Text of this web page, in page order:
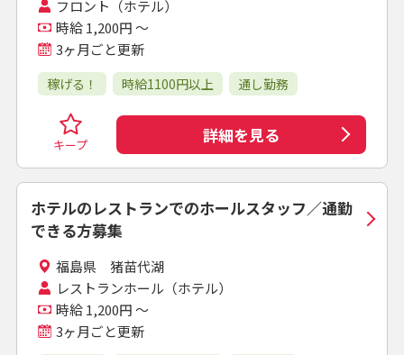
フロント（ホテル）
時給 1,200円 ～
3ヶ月ごと更新
稼げる！ 時給1100円以上 通し勤務
キープ 詳細を見る
ホテルのレストランでのホールスタッフ／通勤
できる方募集
福島県 猪苗代湖
レストランホール（ホテル）
時給 1,200円 ～
3ヶ月ごと更新